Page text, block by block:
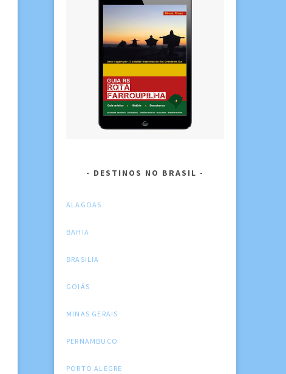
DESTINOS NO BRASIL
ALAGOAS
BAHIA
BRASILIA
GOIÁS
MINAS GERAIS
PERNAMBUCO
PORTO ALEGRE